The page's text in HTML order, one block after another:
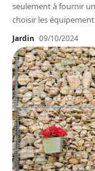
seulement à fournir
choisir les
Jardin 09/10/2024